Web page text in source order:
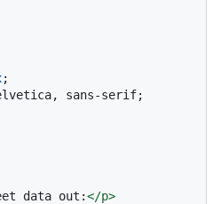
;
sans-serif;
data out:</p>